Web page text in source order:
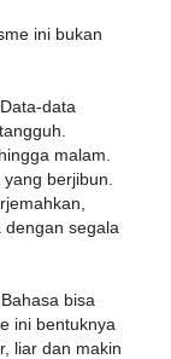
ini bukan
data
malam.
berjibun.
dengan segala
bisa
ini bentuknya
liar dan makin